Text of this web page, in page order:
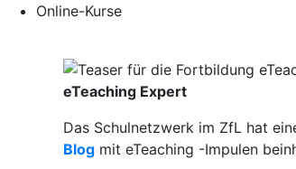
Online-Kurse
eTeaching Expert
Das Schulnetzwerk im ZfL hat
Blog mit eTeaching -Impulen